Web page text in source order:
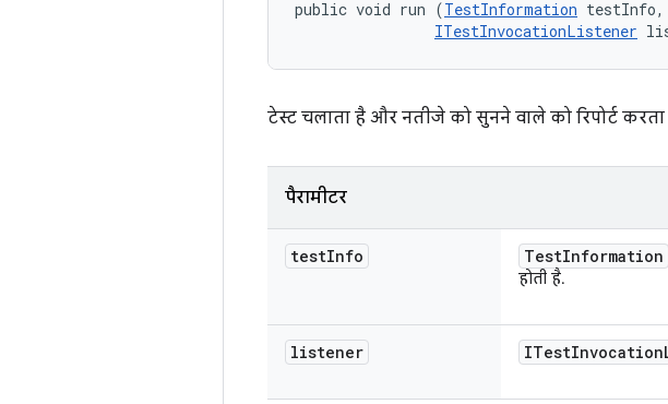
public void run (TestInformation testInfo,
ITestInvocationListener
टेस्ट चलाता है और नतीजे को सुनने वाले को रिपोर्ट करता
पैरामीटर
testInfo TestInformation
होती है.
listener ITestInvocation